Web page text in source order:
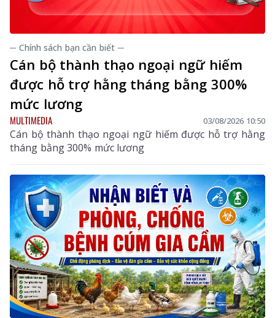
─ Chính sách bạn cần biết ─
Cán bộ thành thạo ngoại ngữ hiếm
được hỗ trợ hằng tháng bằng 300%
mức lương
MULTIMEDIA 03/08/2026 10:50
Cán bộ thành thạo ngoại ngữ hiếm được hỗ trợ hằng
tháng bằng 300% mức lương